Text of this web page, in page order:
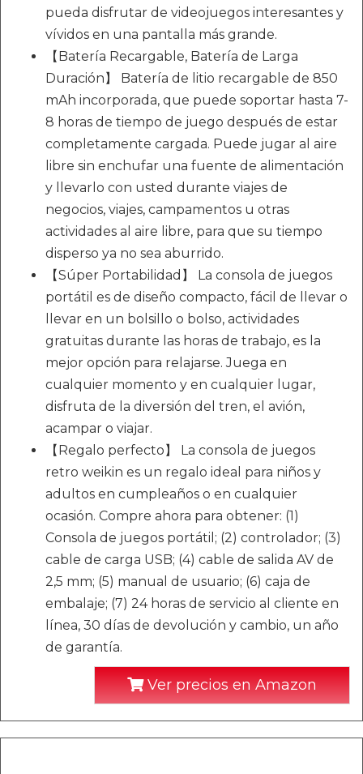
pueda disfrutar de videojuegos interesantes y
vívidos en una pantalla más grande.
【Batería Recargable, Batería de Larga
Duración】 Batería de litio recargable de 850
mAh incorporada, que puede soportar hasta 7-
8 horas de tiempo de juego después de estar
completamente cargada. Puede jugar al aire
libre sin enchufar una fuente de alimentación
y llevarlo con usted durante viajes de
negocios, viajes, campamentos u otras
actividades al aire libre, para que su tiempo
disperso ya no sea aburrido.
【Súper Portabilidad】 La consola de juegos
portátil es de diseño compacto, fácil de llevar o
llevar en un bolsillo o bolso, actividades
gratuitas durante las horas de trabajo, es la
mejor opción para relajarse. Juega en
cualquier momento y en cualquier lugar,
disfruta de la diversión del tren, el avión,
acampar o viajar.
【Regalo perfecto】 La consola de juegos
retro weikin es un regalo ideal para niños y
adultos en cumpleaños o en cualquier
ocasión. Compre ahora para obtener: (1)
Consola de juegos portátil; (2) controlador; (3)
cable de carga USB; (4) cable de salida AV de
2,5 mm; (5) manual de usuario; (6) caja de
embalaje; (7) 24 horas de servicio al cliente en
línea, 30 días de devolución y cambio, un año
de garantía.
Ver precios en Amazon